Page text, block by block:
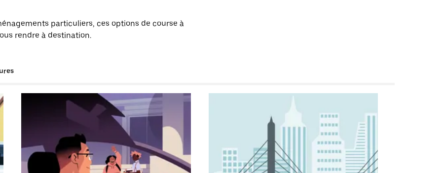
particuliers, ces options de course à
rendre à destination.